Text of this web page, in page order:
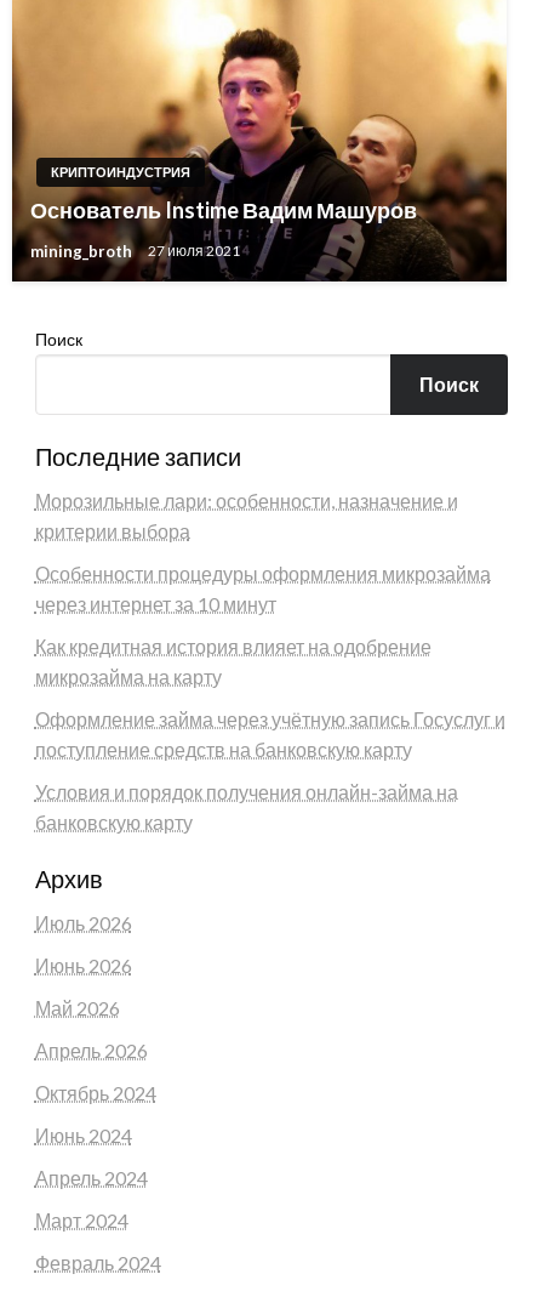
КРИПТОИНДУСТРИЯ
Основатель Instime Вадим Машуров
mining_broth 27 июля 2021
Поиск
Поиск
Последние записи
Морозильные лари: особенности, назначение и
критерии выбора
Особенности процедуры оформления микрозайма
через интернет за 10 минут
Как кредитная история влияет на одобрение
микрозайма на карту
Оформление займа через учётную запись Госуслуг и
поступление средств на банковскую карту
Условия и порядок получения онлайн-займа на
банковскую карту
Архив
Июль 2026
Июнь 2026
Май 2026
Апрель 2026
Октябрь 2024
Июнь 2024
Апрель 2024
Март 2024
Февраль 2024